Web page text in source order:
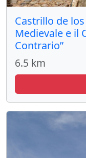
Castrillo de
Medievale e il
Contrario”
6.5 km